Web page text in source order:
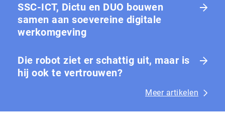
SSC-ICT, Dictu en DUO bouwen
samen aan soevereine digitale
werkomgeving
Die robot ziet er schattig uit, maar is
hij ook te vertrouwen?
Meer artikelen